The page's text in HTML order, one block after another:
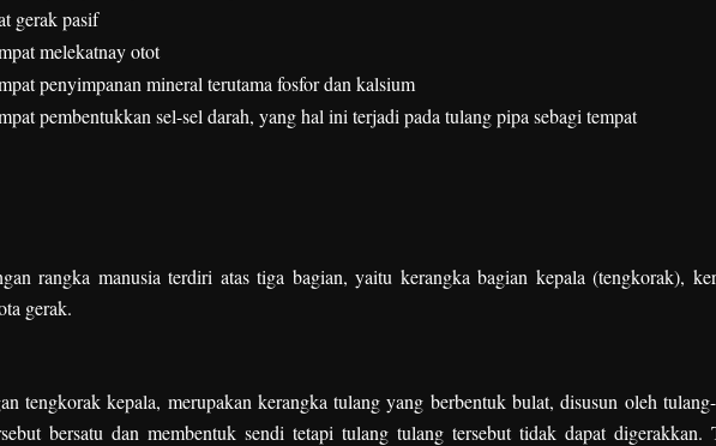
gerak pasif
melekatnay otot
penyimpanan mineral terutama fosfor dan kalsium
pembentukkan sel-sel darah, yang hal ini terjadi pada tulang pipa sebagi tempat
rangka manusia terdiri atas tiga bagian, yaitu kerangka bagian kepala (tengkorak),
gerak.
tengkorak kepala, merupakan kerangka tulang yang berbentuk bulat, disusun oleh
bersatu dan membentuk sendi tetapi tulang tulang tersebut tidak dapat digerakkan.